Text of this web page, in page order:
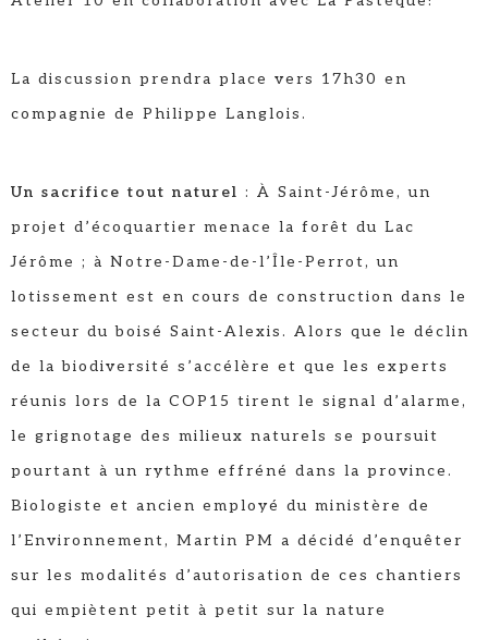
La discussion prendra place vers 17h30 en
compagnie de Philippe Langlois.
Un sacrifice tout naturel : À Saint-Jérôme, un
projet d’écoquartier menace la forêt du Lac
Jérôme ; à Notre-Dame-de-l’Île-Perrot, un
lotissement est en cours de construction dans le
secteur du boisé Saint-Alexis. Alors que le déclin
de la biodiversité s’accélère et que les experts
réunis lors de la COP15 tirent le signal d’alarme,
le grignotage des milieux naturels se poursuit
pourtant à un rythme effréné dans la province.
Biologiste et ancien employé du ministère de
l’Environnement, Martin PM a décidé d’enquêter
sur les modalités d’autorisation de ces chantiers
qui empiètent petit à petit sur la nature